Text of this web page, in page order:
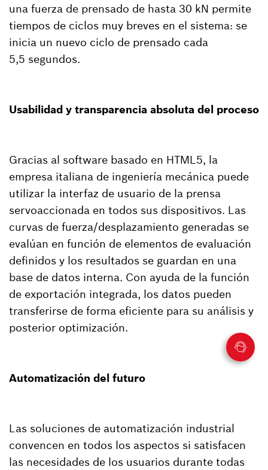
una fuerza de prensado de hasta 30 kN permite
tiempos de ciclos muy breves en el sistema: se
inicia un nuevo ciclo de prensado cada
5,5 segundos.
Usabilidad y transparencia absoluta del proceso
Gracias al software basado en HTML5, la
empresa italiana de ingeniería mecánica puede
utilizar la interfaz de usuario de la prensa
servoaccionada en todos sus dispositivos. Las
curvas de fuerza/desplazamiento generadas se
evalúan en función de elementos de evaluación
definidos y los resultados se guardan en una
base de datos interna. Con ayuda de la función
de exportación integrada, los datos pueden
transferirse de forma eficiente para su análisis y
posterior optimización.
Automatización del futuro
Las soluciones de automatización industrial
convencen en todos los aspectos si satisfacen
las necesidades de los usuarios durante todas